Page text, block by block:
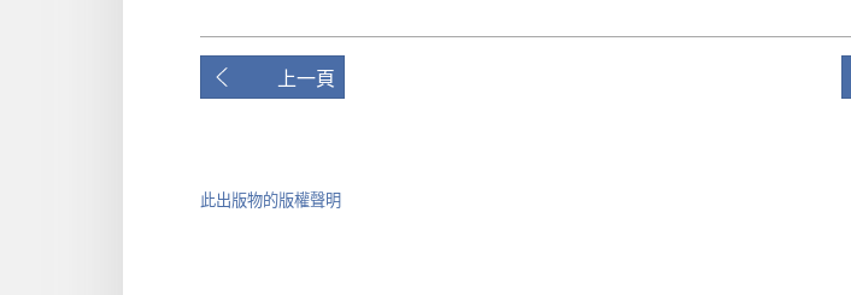
上一頁
此出版物的版權聲明